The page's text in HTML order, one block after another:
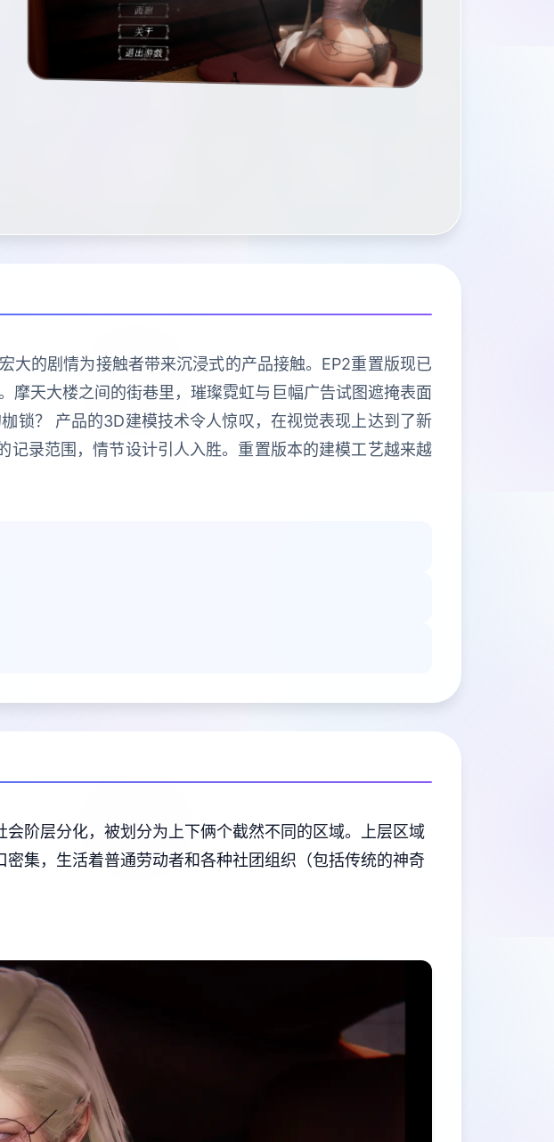
大的剧情为接触者带来沉浸式的产品接触。EP2重置版现已
摩天大楼之间的街巷里，璀璨霓虹与巨幅广告试图遮掩表面
锁？ 产品的3D建模技术令人惊叹，在视觉表现上达到了新
录范围，情节设计引人入胜。重置版本的建模工艺越来越
阶层分化，被划分为上下俩个截然不同的区域。上层区域
集，生活着普通劳动者和各种社团组织（包括传统的神奇